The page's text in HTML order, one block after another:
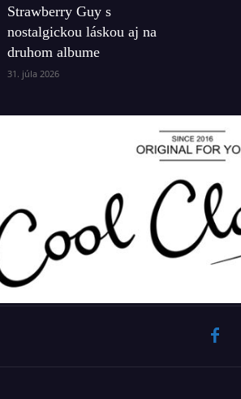
Strawberry Guy s
nostalgickou láskou aj na
druhom albume
31. júla 2026